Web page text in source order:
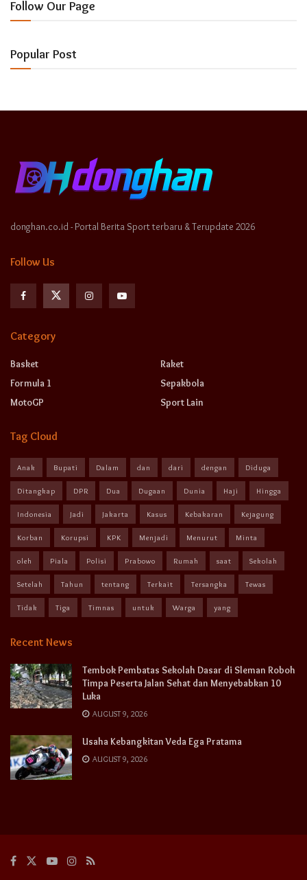
Follow Our Page
Popular Post
donghan.co.id - Portal Berita Sport terbaru & Terupdate 2026
Follow Us
Category
Basket
Formula 1
MotoGP
Raket
Sepakbola
Sport Lain
Tag Cloud
Anak Bupati Dalam dan dari dengan Diduga
Ditangkap DPR Dua Dugaan Dunia Haji Hingga
Indonesia Jadi Jakarta Kasus Kebakaran Kejagung
Korban Korupsi KPK Menjadi Menurut Minta
oleh Piala Polisi Prabowo Rumah saat Sekolah
Setelah Tahun tentang Terkait Tersangka Tewas
Tidak Tiga Timnas untuk Warga yang
Recent News
Tembok Pembatas Sekolah Dasar di Sleman Roboh
Timpa Peserta Jalan Sehat dan Menyebabkan 10
Luka
AUGUST 9, 2026
Usaha Kebangkitan Veda Ega Pratama
AUGUST 9, 2026